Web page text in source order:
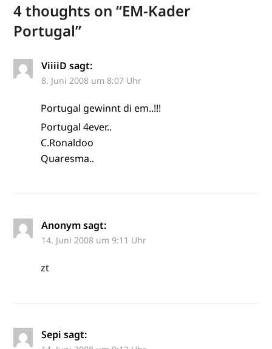
4 thoughts on “EM-Kader
Portugal”
ViiiiD sagt:
8. Juni 2008 um 8:07 Uhr
Portugal gewinnt di em..!!!
Portugal 4ever..
C.Ronaldoo
Quaresma..
Anonym sagt:
14. Juni 2008 um 9:11 Uhr
zt
Sepi sagt: